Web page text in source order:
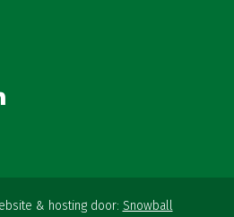
& hosting door: Snowball